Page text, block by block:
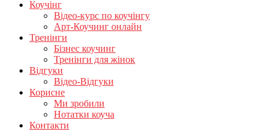
Коучінг
Відео-курс по коучінгу
Арт-Коучинг онлайн
Тренінги
Бізнес коучинг
Тренінги для жінок
Відгуки
Відео-Відгуки
Корисне
Ми зробили
Нотатки коуча
Контакти